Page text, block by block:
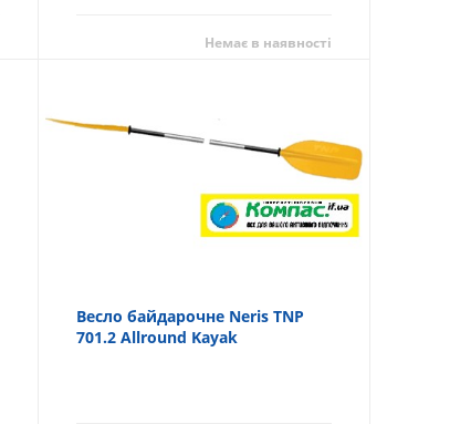
Немає в наявності
Весло байдарочне Neris TNP
701.2 Allround Kayak